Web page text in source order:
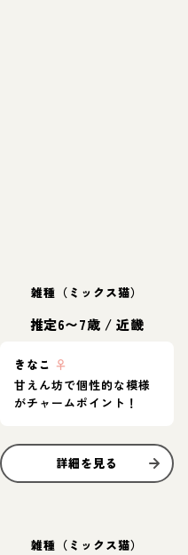
雑種（ミックス猫）
推定6〜7歳 /近畿
きなこ ♀
甘えん坊で個性的な模様
がチャームポイント！
詳細を見る
雑種（ミックス猫）